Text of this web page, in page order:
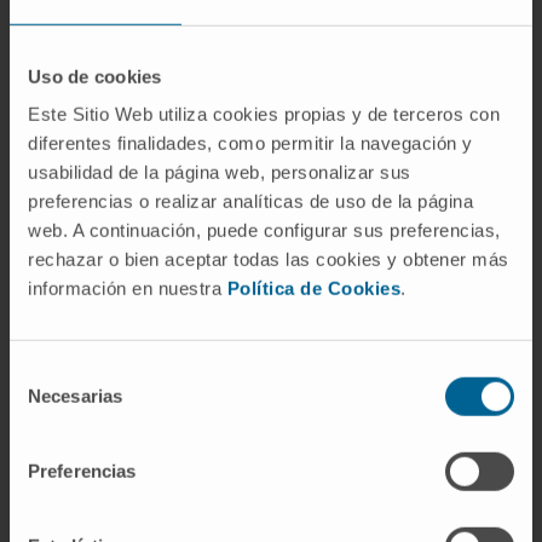
Uso de cookies
Este Sitio Web utiliza cookies propias y de terceros con
diferentes finalidades, como permitir la navegación y
usabilidad de la página web, personalizar sus
preferencias o realizar analíticas de uso de la página
web. A continuación, puede configurar sus preferencias,
rechazar o bien aceptar todas las cookies y obtener más
información en nuestra Política de Cookies.
Necesarias
Preferencias
esallograft. La nomenclatura antigua
«igual», referido a la misma especie), pero la
terminología internacional ha ido
sustituyéndolo poraloinjertopara evitar la
ambigüedad con «idéntico».
¿Es lo mismo aloinjerto que
alotrasplante?
material biológico trasplantado entre
misma especie. En la práctica,
se
piel, tendón), y
para órganos